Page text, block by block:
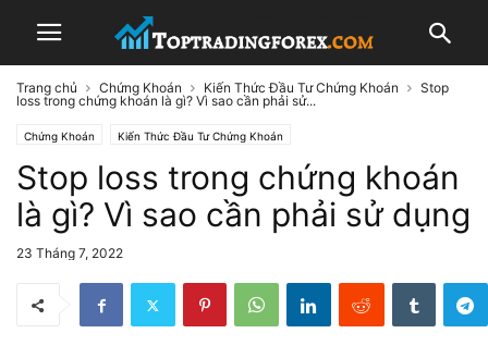
Trang chủ Chứng Khoán Kiến Thức Đầu Tư Chứng Khoán
Stop
loss trong chứng khoán là gì? Vì sao cần phải sử...
Chứng Khoán Kiến Thức Đầu Tư Chứng Khoán
Stop loss trong chứng khoán
là gì? Vì sao cần phải sử dụng
23 Tháng 7, 2022